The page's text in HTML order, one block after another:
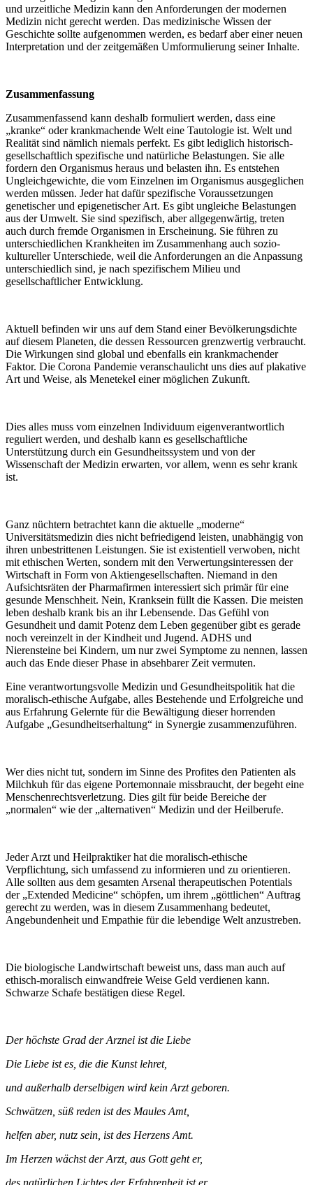
und urzeitliche Medizin kann den Anforderungen der modernen
Medizin nicht gerecht werden. Das medizinische Wissen der
Geschichte sollte aufgenommen werden, es bedarf aber einer neuen
Interpretation und der zeitgemäßen Umformulierung seiner Inhalte.
Zusammenfassung
Zusammenfassend kann deshalb formuliert werden, dass eine
„kranke“ oder krankmachende Welt eine Tautologie ist. Welt und
Realität sind nämlich niemals perfekt. Es gibt lediglich historisch-
gesellschaftlich spezifische und natürliche Belastungen. Sie alle
fordern den Organismus heraus und belasten ihn. Es entstehen
Ungleichgewichte, die vom Einzelnen im Organismus ausgeglichen
werden müssen. Jeder hat dafür spezifische Voraussetzungen
genetischer und epigenetischer Art. Es gibt ungleiche Belastungen
aus der Umwelt. Sie sind spezifisch, aber allgegenwärtig, treten
auch durch fremde Organismen in Erscheinung. Sie führen zu
unterschiedlichen Krankheiten im Zusammenhang auch sozio-
kultureller Unterschiede, weil die Anforderungen an die Anpassung
unterschiedlich sind, je nach spezifischem Milieu und
gesellschaftlicher Entwicklung.
Aktuell befinden wir uns auf dem Stand einer Bevölkerungsdichte
auf diesem Planeten, die dessen Ressourcen grenzwertig verbraucht.
Die Wirkungen sind global und ebenfalls ein krankmachender
Faktor. Die Corona Pandemie veranschaulicht uns dies auf plakative
Art und Weise, als Menetekel einer möglichen Zukunft.
Dies alles muss vom einzelnen Individuum eigenverantwortlich
reguliert werden, und deshalb kann es gesellschaftliche
Unterstützung durch ein Gesundheitssystem und von der
Wissenschaft der Medizin erwarten, vor allem, wenn es sehr krank
ist.
Ganz nüchtern betrachtet kann die aktuelle „moderne“
Universitätsmedizin dies nicht befriedigend leisten, unabhängig von
ihren unbestrittenen Leistungen. Sie ist existentiell verwoben, nicht
mit ethischen Werten, sondern mit den Verwertungsinteressen der
Wirtschaft in Form von Aktiengesellschaften. Niemand in den
Aufsichtsräten der Pharmafirmen interessiert sich primär für eine
gesunde Menschheit. Nein, Kranksein füllt die Kassen. Die meisten
leben deshalb krank bis an ihr Lebensende. Das Gefühl von
Gesundheit und damit Potenz dem Leben gegenüber gibt es gerade
noch vereinzelt in der Kindheit und Jugend. ADHS und
Nierensteine bei Kindern, um nur zwei Symptome zu nennen, lassen
auch das Ende dieser Phase in absehbarer Zeit vermuten.
Eine verantwortungsvolle Medizin und Gesundheitspolitik hat die
moralisch-ethische Aufgabe, alles Bestehende und Erfolgreiche und
aus Erfahrung Gelernte für die Bewältigung dieser horrenden
Aufgabe „Gesundheitserhaltung“ in Synergie zusammenzuführen.
Wer dies nicht tut, sondern im Sinne des Profites den Patienten als
Milchkuh für das eigene Portemonnaie missbraucht, der begeht eine
Menschenrechtsverletzung. Dies gilt für beide Bereiche der
„normalen“ wie der „alternativen“ Medizin und der Heilberufe.
Jeder Arzt und Heilpraktiker hat die moralisch-ethische
Verpflichtung, sich umfassend zu informieren und zu orientieren.
Alle sollten aus dem gesamten Arsenal therapeutischen Potentials
der „Extended Medicine“ schöpfen, um ihrem „göttlichen“ Auftrag
gerecht zu werden, was in diesem Zusammenhang bedeutet,
Angebundenheit und Empathie für die lebendige Welt anzustreben.
Die biologische Landwirtschaft beweist uns, dass man auch auf
ethisch-moralisch einwandfreie Weise Geld verdienen kann.
Schwarze Schafe bestätigen diese Regel.
Der höchste Grad der Arznei ist die Liebe
Die Liebe ist es, die die Kunst lehret,
und außerhalb derselbigen wird kein Arzt geboren.
Schwätzen, süß reden ist des Maules Amt,
helfen aber, nutz sein, ist des Herzens Amt.
Im Herzen wächst der Arzt, aus Gott geht er,